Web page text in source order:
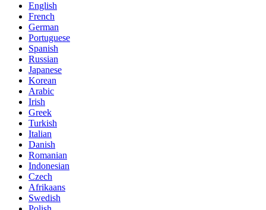
English
French
German
Portuguese
Spanish
Russian
Japanese
Korean
Arabic
Irish
Greek
Turkish
Italian
Danish
Romanian
Indonesian
Czech
Afrikaans
Swedish